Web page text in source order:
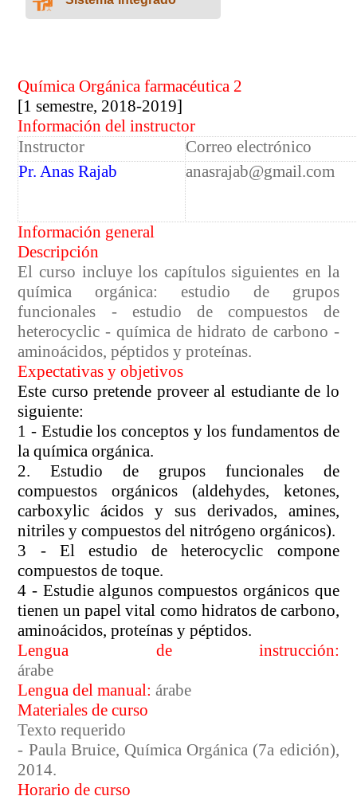
Química Orgánica farmacéutica 2
[1 semestre, 2018-2019]
Información del instructor
Instructor
Correo electrónico
Pr. Anas Rajab
anasrajab@gmail.com
Información general
Descripción
El curso incluye los capítulos siguientes en la
química orgánica: estudio de grupos
funcionales - estudio de compuestos de
heterocyclic - química de hidrato de carbono -
aminoácidos, péptidos y proteínas.
Expectativas y objetivos
Este curso pretende proveer al estudiante de lo
siguiente:
1 - Estudie los conceptos y los fundamentos de
la química orgánica.
2. Estudio de grupos funcionales de
compuestos orgánicos (aldehydes, ketones,
carboxylic ácidos y sus derivados, amines,
nitriles y compuestos del nitrógeno orgánicos).
3 - El estudio de heterocyclic compone
compuestos de toque.
4 - Estudie algunos compuestos orgánicos que
tienen un papel vital como hidratos de carbono,
aminoácidos, proteínas y péptidos.
Lengua de instrucción:
árabe
Lengua del manual:árabe
Materiales de curso
Texto requerido
- Paula Bruice, Química Orgánica (7a edición),
2014.
Horario de curso